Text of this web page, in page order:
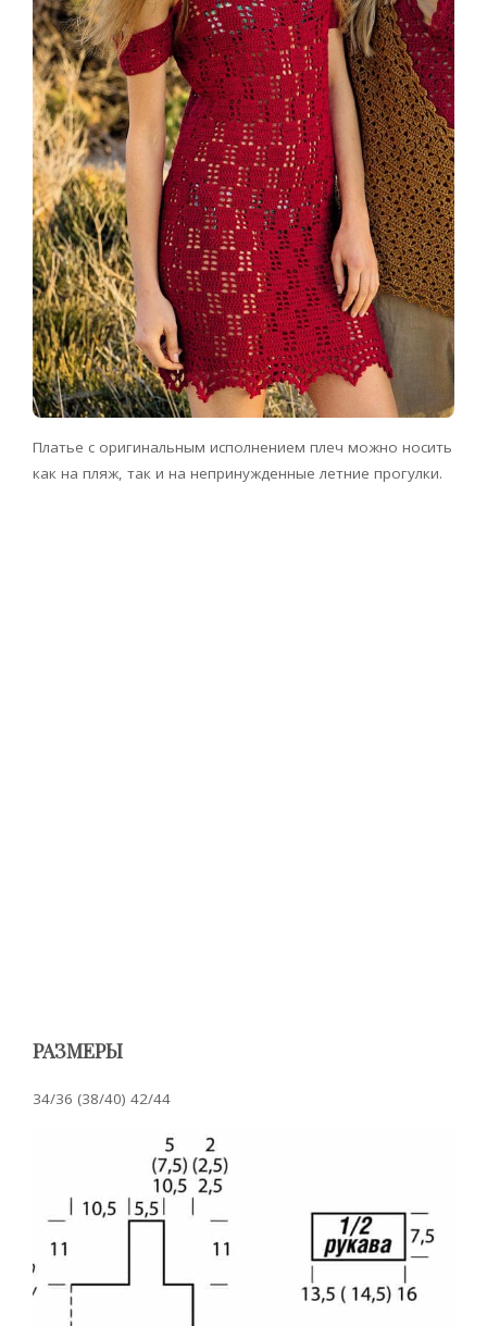
Платье с оригинальным исполнением плеч можно носить
как на пляж, так и на непринужденные летние прогулки.
РАЗМЕРЫ
34/36 (38/40) 42/44